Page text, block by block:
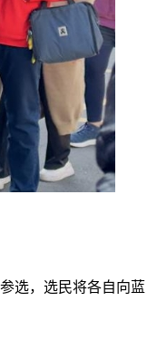
选，选民将各自向蓝